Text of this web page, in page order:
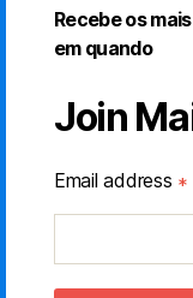
Recebe os
em quando
Join
Email address *